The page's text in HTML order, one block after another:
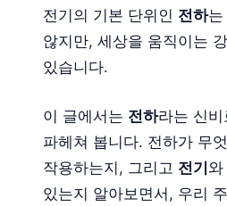
전기의 기본 단위인 전하는
않지만, 세상을 움직이는
있습니다.
이 글에서는 전하라는 신
파헤쳐 봅니다. 전하가 무
작용하는지, 그리고 전기
있는지 알아보면서, 우리